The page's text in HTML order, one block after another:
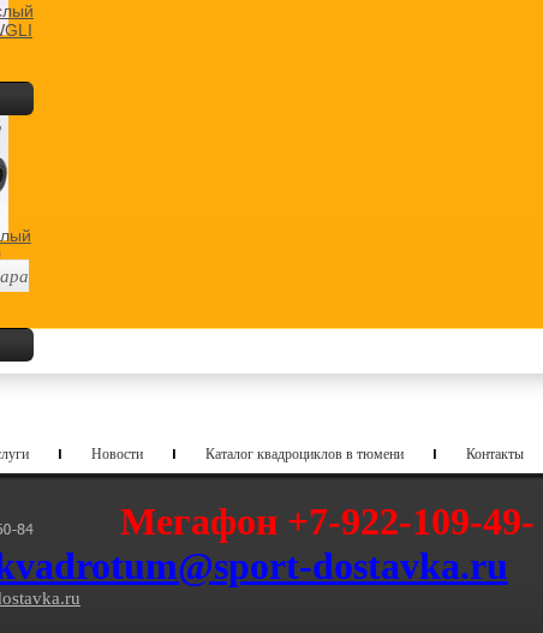
Новости Каталог квадроциклов в тюмени Контакты
Мегафон +7-922-109-49-
dostavka.ru